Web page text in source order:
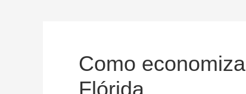
Como
Flórida